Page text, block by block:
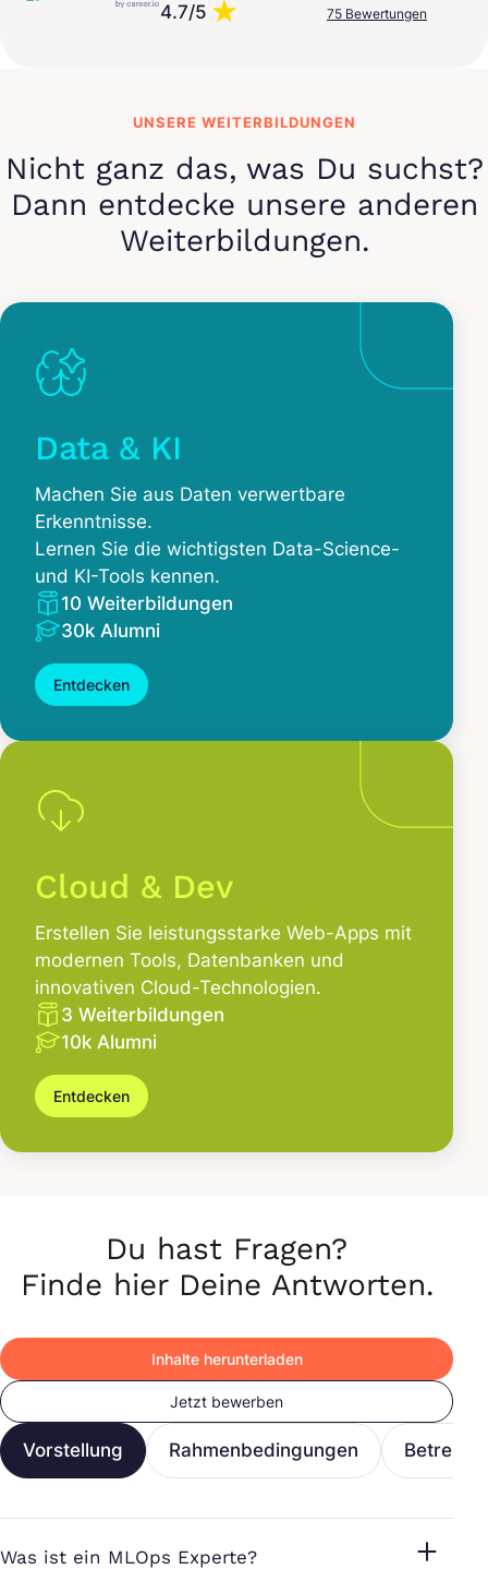
4.7/5 75 Bewertungen
UNSERE WEITERBILDUNGEN
Nicht ganz das, was Du suchst?
Dann entdecke unsere anderen
Weiterbildungen.
Data & KI
Machen Sie aus Daten verwertbare
Erkenntnisse.
Lernen Sie die wichtigsten Data-Science-
und KI-Tools kennen.
10 Weiterbildungen
30k Alumni
Entdecken
Cloud & Dev
Erstellen Sie leistungsstarke Web-Apps mit
modernen Tools, Datenbanken und
innovativen Cloud-Technologien.
3 Weiterbildungen
10k Alumni
Entdecken
Du hast Fragen?
Finde hier Deine Antworten.
Inhalte herunterladen
Jetzt bewerben
Vorstellung Rahmenbedingungen
Was ist ein MLOps Experte?